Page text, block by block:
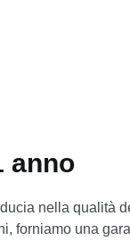
anno
nella qualità
forniamo una